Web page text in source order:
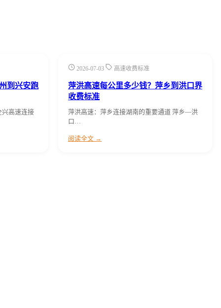
到兴安跑
兴高速连接
2026-07-03 高速收费标准
萍洪高速每公里多少钱？萍乡到洪口界
收费标准
萍洪高速：萍乡连接湖南的重要通道 萍乡—洪
口…
阅读全文 →